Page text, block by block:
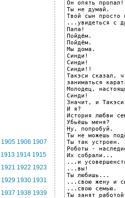
1905 1906 1907
1913 1914 1915
1921 1922 1923
1929 1930 1931
1937 1938 1939
Он опять пропал!
Ты не думай.
Твой сын
...увидеться с
Папа!
Пойдём.
Пойдём.
Мы дома.
Синди!
Синди!
Синди!!
Такэси сказал,
заниматься
Молодец,
Синди!
Значит, и
И я?
История любви
Убьёшь меня?
Ну, попробуй.
Ты не можешь
Ты так устроен.
Роботы -
Их собрали...
...и
...вы!
Ты любишь...
...свою жену и
...свою семью.
Ты занят работой